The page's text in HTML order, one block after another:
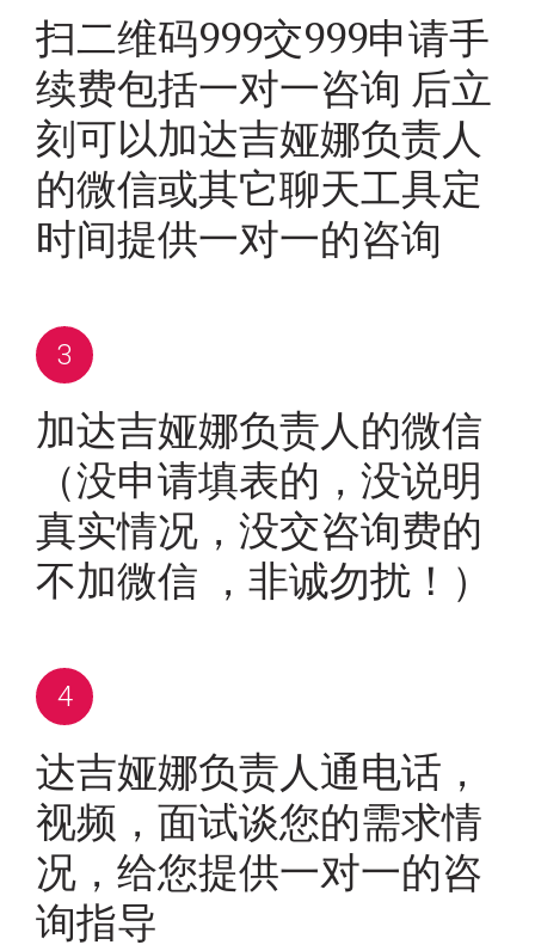
扫二维码999交999申请手
续费包括一对一咨询 后立
刻可以加达吉娅娜负责人
的微信或其它聊天工具定
时间提供一对一的咨询
加达吉娅娜负责人的微信
（没申请填表的，没说明
真实情况，没交咨询费的
不加微信 ，非诚勿扰！）
达吉娅娜负责人通电话，
视频，面试谈您的需求情
况，给您提供一对一的咨
询指导